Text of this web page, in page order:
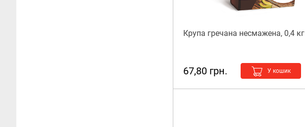
Крупа гречана несмажена, 0,4 кг
67,80 грн. У кошик